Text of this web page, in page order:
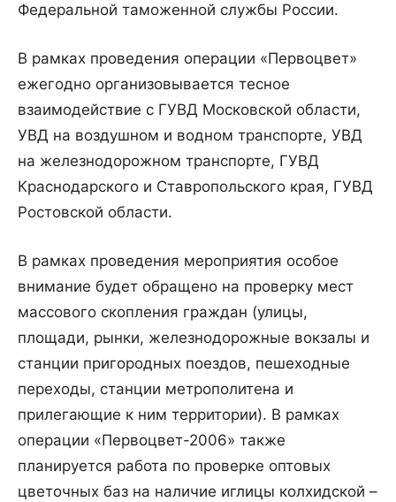
Федеральной таможенной службы России.
В рамках проведения операции «Первоцвет»
ежегодно организовывается тесное
взаимодействие с ГУВД Московской области,
УВД на воздушном и водном транспорте, УВД
на железнодорожном транспорте, ГУВД
Краснодарского и Ставропольского края, ГУВД
Ростовской области.
В рамках проведения мероприятия особое
внимание будет обращено на проверку мест
массового скопления граждан (улицы,
площади, рынки, железнодорожные вокзалы и
станции пригородных поездов, пешеходные
переходы, станции метрополитена и
прилегающие к ним территории). В рамках
операции «Первоцвет-2006» также
планируется работа по проверке оптовых
цветочных баз на наличие иглицы колхидской –